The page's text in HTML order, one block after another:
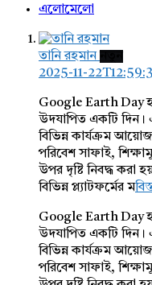
এলোমেলো
তানি রহমান
2025-11-
Google Earth Day
উদযাপিত একটি দিন।
বিভিন্ন কার্যক্রম
পরিবেশ সাফাই,
উপর দৃষ্টি নিবদ্ধ করা
বিভিন্ন প্ল্যাটফর্মের ম
Google Earth Day
উদযাপিত একটি দিন।
বিভিন্ন কার্যক্রম
পরিবেশ সাফাই,